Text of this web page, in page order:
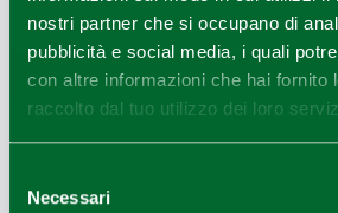
nostri partner che si occupano di
pubblicità e social media, i quali
con altre informazioni che hai fornito
raccolto dal tuo utilizzo dei loro
delNecessari